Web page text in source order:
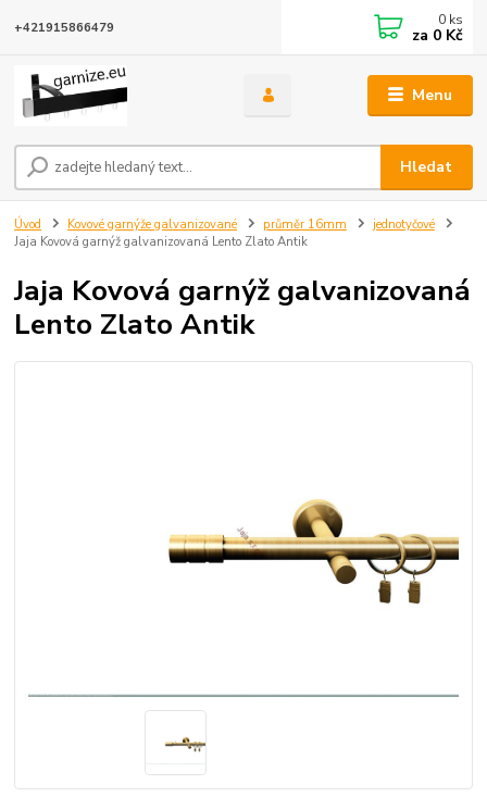
Menu
Hledat
+421915866479 0 ks
za 0 Kč
Úvod Kovové garnýže galvanizované průměr 16mm
jednotyčové
Jaja Kovová garnýž galvanizovaná Lento Zlato Antik
Jaja Kovová garnýž galvanizovaná
Lento Zlato Antik